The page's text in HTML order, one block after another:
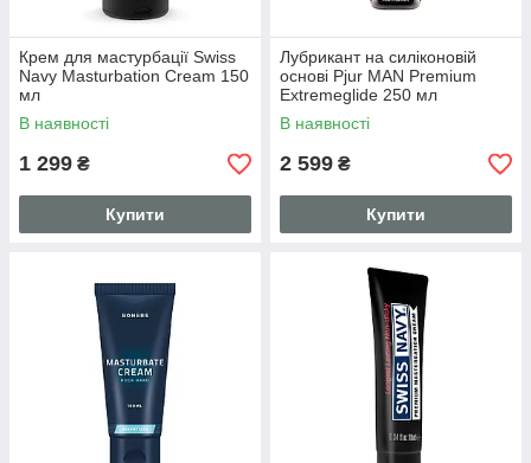
Крем для мастурбації Swiss
Navy Masturbation Cream 150
мл
В наявності
1 299 ₴
Купити
Лубрикант на силіконовій
основі Pjur MAN Premium
Extremeglide 250 мл
(PJ10650)
В наявності
2 599 ₴
Купити